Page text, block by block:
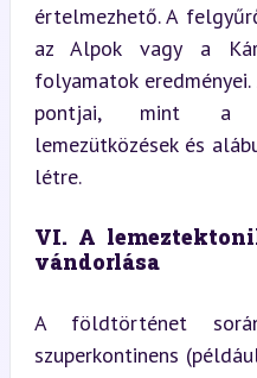
értelmezhető. A
az Alpok vagy a
folyamatok
pontjai, mint a
lemezütközések és
létre.
VI. A
vándorlása
A földtörténet
szuperkontinens